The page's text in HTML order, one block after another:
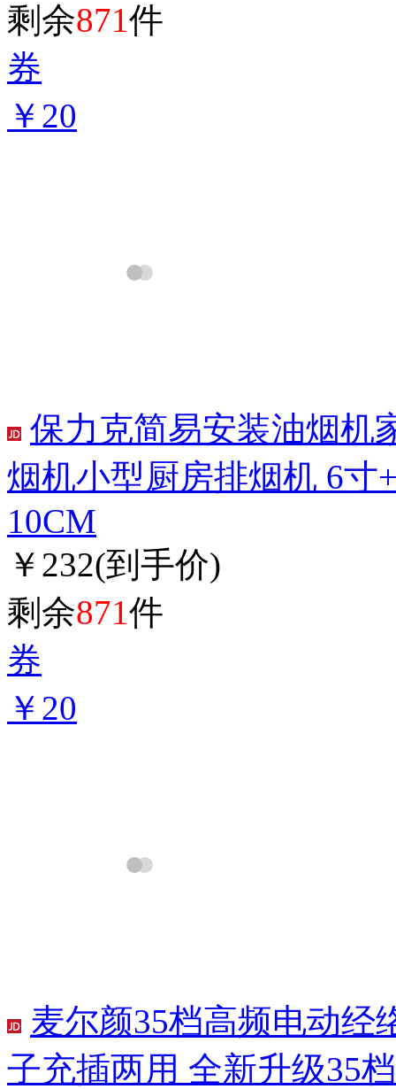
剩余871件
券
￥20
保力克简易安装油烟机
烟机小型厨房排烟机 6寸
10CM
￥232(到手价)
剩余871件
券
￥20
麦尔颜35档高频电动经
子充插两用 全新升级35